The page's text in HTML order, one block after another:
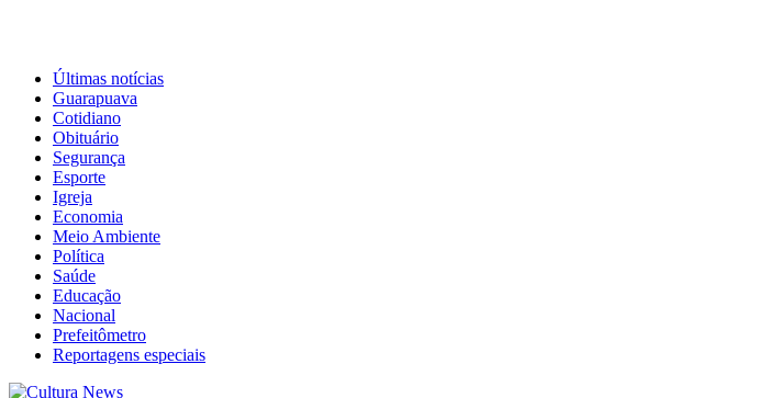
Últimas notícias
Guarapuava
Cotidiano
Obituário
Segurança
Esporte
Igreja
Economia
Meio Ambiente
Política
Saúde
Educação
Nacional
Prefeitômetro
Reportagens especiais